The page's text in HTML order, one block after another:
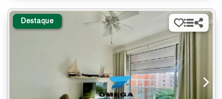
Destaque